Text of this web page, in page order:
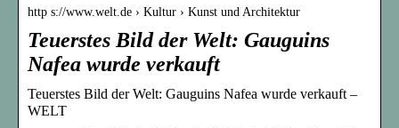
http s://www.welt.de › Kultur › Kunst und Architektur
Teuerstes Bild der Welt: Gauguins
Nafea wurde verkauft
Teuerstes Bild der Welt: Gauguins Nafea wurde verkauft –
WELT